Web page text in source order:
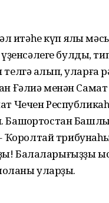
күп яҡлы
булды,
алып, уларға
Ғәлиә менән
Чечен
Башҡортостан
Балаларығыҙҙы
уларҙы.